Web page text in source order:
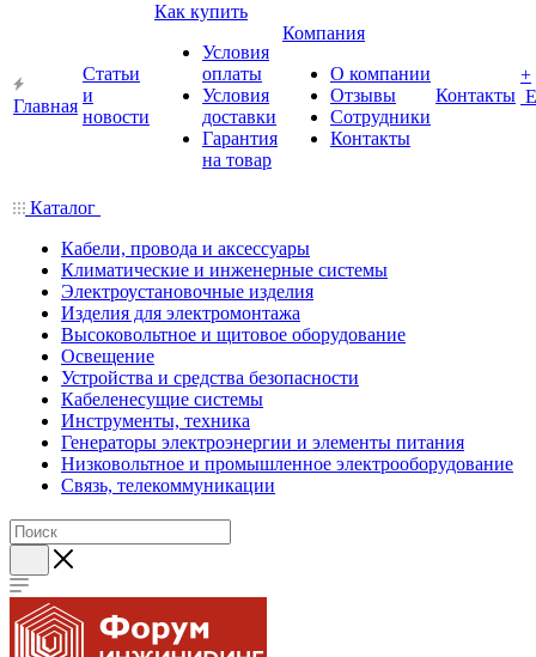
Главная
Статьи
и
новости
Как купить
Условия
оплаты
Условия
доставки
Гарантия
на товар
Компания
О компании
Отзывы
Сотрудники
Контакты
Контакты
+
Каталог
Кабели, провода и аксессуары
Климатические и инженерные системы
Электроустановочные изделия
Изделия для электромонтажа
Высоковольтное и щитовое оборудование
Освещение
Устройства и средства безопасности
Кабеленесущие системы
Инструменты, техника
Генераторы электроэнергии и элементы питания
Низковольтное и промышленное электрооборудование
Связь, телекоммуникации